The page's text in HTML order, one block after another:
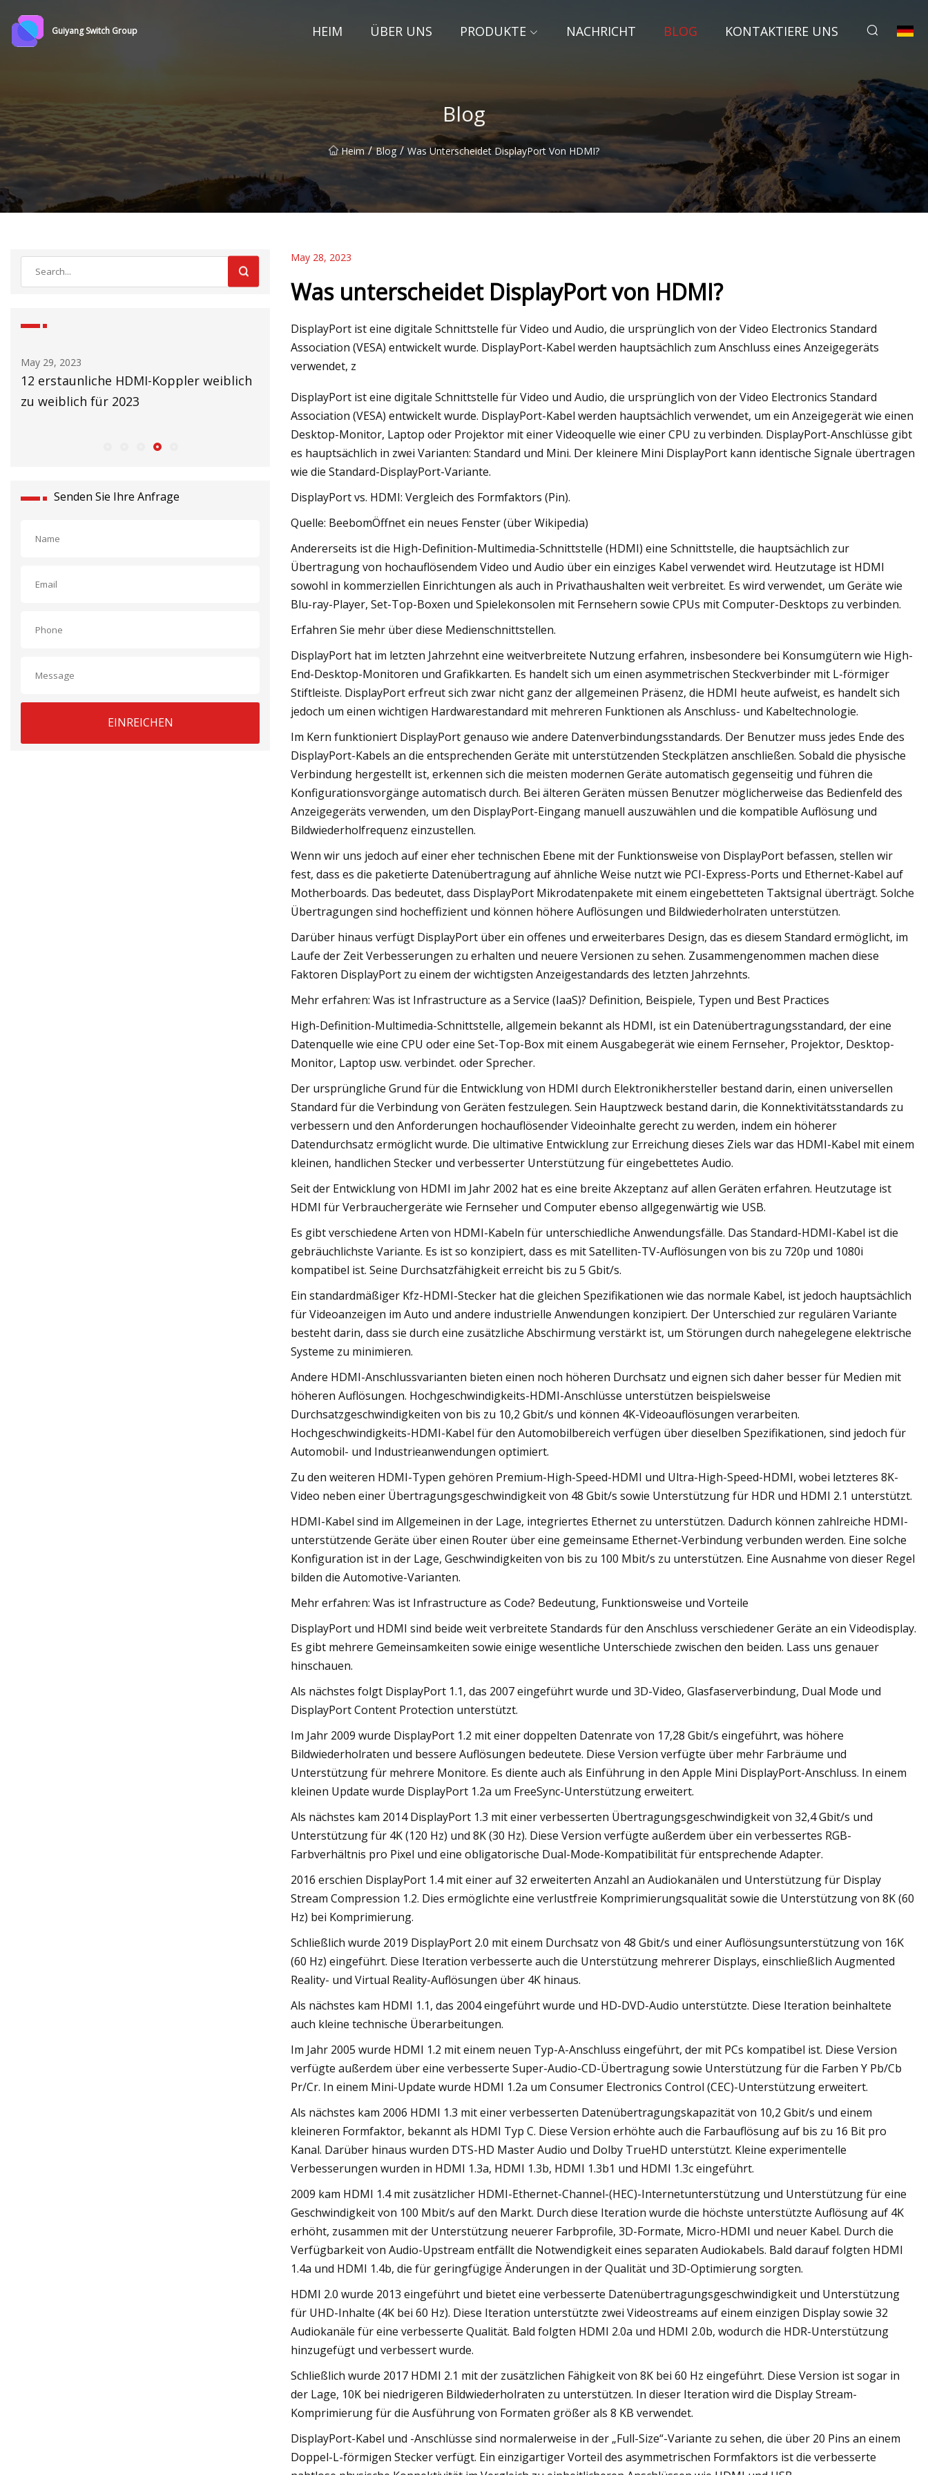
Guiyang Switch Group HEIM ÜBER UNS PRODUKTE NACHRICHT BLOG KONTAKTIERE UNS
Blog
Heim / Blog / Was Unterscheidet DisplayPort Von HDMI?
weiblich Die 10 besten HDMI-Kabel 40 Fuß für
2023
May 26, 2023
DLP®-Steckverbinderfamilie von Ultra
vor
Senden Sie Ihre Anfrage
EINREICHEN
May 28, 2023
Was unterscheidet DisplayPort von HDMI?
DisplayPort ist eine digitale Schnittstelle für Video und Audio, die ursprünglich von der Video Electronics Standard
Association (VESA) entwickelt wurde. DisplayPort-Kabel werden hauptsächlich zum Anschluss eines Anzeigegeräts
verwendet, z
DisplayPort ist eine digitale Schnittstelle für Video und Audio, die ursprünglich von der Video Electronics Standard
Association (VESA) entwickelt wurde. DisplayPort-Kabel werden hauptsächlich verwendet, um ein Anzeigegerät wie einen
Desktop-Monitor, Laptop oder Projektor mit einer Videoquelle wie einer CPU zu verbinden. DisplayPort-Anschlüsse gibt
es hauptsächlich in zwei Varianten: Standard und Mini. Der kleinere Mini DisplayPort kann identische Signale übertragen
wie die Standard-DisplayPort-Variante.
DisplayPort vs. HDMI: Vergleich des Formfaktors (Pin).
Quelle: BeebomÖffnet ein neues Fenster (über Wikipedia)
Andererseits ist die High-Definition-Multimedia-Schnittstelle (HDMI) eine Schnittstelle, die hauptsächlich zur
Übertragung von hochauflösendem Video und Audio über ein einziges Kabel verwendet wird. Heutzutage ist HDMI
sowohl in kommerziellen Einrichtungen als auch in Privathaushalten weit verbreitet. Es wird verwendet, um Geräte wie
Blu-ray-Player, Set-Top-Boxen und Spielekonsolen mit Fernsehern sowie CPUs mit Computer-Desktops zu verbinden.
Erfahren Sie mehr über diese Medienschnittstellen.
DisplayPort hat im letzten Jahrzehnt eine weitverbreitete Nutzung erfahren, insbesondere bei Konsumgütern wie High-
End-Desktop-Monitoren und Grafikkarten. Es handelt sich um einen asymmetrischen Steckverbinder mit L-förmiger
Stiftleiste. DisplayPort erfreut sich zwar nicht ganz der allgemeinen Präsenz, die HDMI heute aufweist, es handelt sich
jedoch um einen wichtigen Hardwarestandard mit mehreren Funktionen als Anschluss- und Kabeltechnologie.
Im Kern funktioniert DisplayPort genauso wie andere Datenverbindungsstandards. Der Benutzer muss jedes Ende des
DisplayPort-Kabels an die entsprechenden Geräte mit unterstützenden Steckplätzen anschließen. Sobald die physische
Verbindung hergestellt ist, erkennen sich die meisten modernen Geräte automatisch gegenseitig und führen die
Konfigurationsvorgänge automatisch durch. Bei älteren Geräten müssen Benutzer möglicherweise das Bedienfeld des
Anzeigegeräts verwenden, um den DisplayPort-Eingang manuell auszuwählen und die kompatible Auflösung und
Bildwiederholfrequenz einzustellen.
Wenn wir uns jedoch auf einer eher technischen Ebene mit der Funktionsweise von DisplayPort befassen, stellen wir
fest, dass es die paketierte Datenübertragung auf ähnliche Weise nutzt wie PCI-Express-Ports und Ethernet-Kabel auf
Motherboards. Das bedeutet, dass DisplayPort Mikrodatenpakete mit einem eingebetteten Taktsignal überträgt. Solche
Übertragungen sind hocheffizient und können höhere Auflösungen und Bildwiederholraten unterstützen.
Darüber hinaus verfügt DisplayPort über ein offenes und erweiterbares Design, das es diesem Standard ermöglicht, im
Laufe der Zeit Verbesserungen zu erhalten und neuere Versionen zu sehen. Zusammengenommen machen diese
Faktoren DisplayPort zu einem der wichtigsten Anzeigestandards des letzten Jahrzehnts.
Mehr erfahren: Was ist Infrastructure as a Service (IaaS)? Definition, Beispiele, Typen und Best Practices
High-Definition-Multimedia-Schnittstelle, allgemein bekannt als HDMI, ist ein Datenübertragungsstandard, der eine
Datenquelle wie eine CPU oder eine Set-Top-Box mit einem Ausgabegerät wie einem Fernseher, Projektor, Desktop-
Monitor, Laptop usw. verbindet. oder Sprecher.
Der ursprüngliche Grund für die Entwicklung von HDMI durch Elektronikhersteller bestand darin, einen universellen
Standard für die Verbindung von Geräten festzulegen. Sein Hauptzweck bestand darin, die Konnektivitätsstandards zu
verbessern und den Anforderungen hochauflösender Videoinhalte gerecht zu werden, indem ein höherer
Datendurchsatz ermöglicht wurde. Die ultimative Entwicklung zur Erreichung dieses Ziels war das HDMI-Kabel mit einem
kleinen, handlichen Stecker und verbesserter Unterstützung für eingebettetes Audio.
Seit der Entwicklung von HDMI im Jahr 2002 hat es eine breite Akzeptanz auf allen Geräten erfahren. Heutzutage ist
HDMI für Verbrauchergeräte wie Fernseher und Computer ebenso allgegenwärtig wie USB.
Es gibt verschiedene Arten von HDMI-Kabeln für unterschiedliche Anwendungsfälle. Das Standard-HDMI-Kabel ist die
gebräuchlichste Variante. Es ist so konzipiert, dass es mit Satelliten-TV-Auflösungen von bis zu 720p und 1080i
kompatibel ist. Seine Durchsatzfähigkeit erreicht bis zu 5 Gbit/s.
Ein standardmäßiger Kfz-HDMI-Stecker hat die gleichen Spezifikationen wie das normale Kabel, ist jedoch hauptsächlich
für Videoanzeigen im Auto und andere industrielle Anwendungen konzipiert. Der Unterschied zur regulären Variante
besteht darin, dass sie durch eine zusätzliche Abschirmung verstärkt ist, um Störungen durch nahegelegene elektrische
Systeme zu minimieren.
Andere HDMI-Anschlussvarianten bieten einen noch höheren Durchsatz und eignen sich daher besser für Medien mit
höheren Auflösungen. Hochgeschwindigkeits-HDMI-Anschlüsse unterstützen beispielsweise
Durchsatzgeschwindigkeiten von bis zu 10,2 Gbit/s und können 4K-Videoauflösungen verarbeiten.
Hochgeschwindigkeits-HDMI-Kabel für den Automobilbereich verfügen über dieselben Spezifikationen, sind jedoch für
Automobil- und Industrieanwendungen optimiert.
Zu den weiteren HDMI-Typen gehören Premium-High-Speed-HDMI und Ultra-High-Speed-HDMI, wobei letzteres 8K-
Video neben einer Übertragungsgeschwindigkeit von 48 Gbit/s sowie Unterstützung für HDR und HDMI 2.1 unterstützt.
HDMI-Kabel sind im Allgemeinen in der Lage, integriertes Ethernet zu unterstützen. Dadurch können zahlreiche HDMI-
unterstützende Geräte über einen Router über eine gemeinsame Ethernet-Verbindung verbunden werden. Eine solche
Konfiguration ist in der Lage, Geschwindigkeiten von bis zu 100 Mbit/s zu unterstützen. Eine Ausnahme von dieser Regel
bilden die Automotive-Varianten.
Mehr erfahren: Was ist Infrastructure as Code? Bedeutung, Funktionsweise und Vorteile
DisplayPort und HDMI sind beide weit verbreitete Standards für den Anschluss verschiedener Geräte an ein Videodisplay.
Es gibt mehrere Gemeinsamkeiten sowie einige wesentliche Unterschiede zwischen den beiden. Lass uns genauer
hinschauen.
Als nächstes folgt DisplayPort 1.1, das 2007 eingeführt wurde und 3D-Video, Glasfaserverbindung, Dual Mode und
DisplayPort Content Protection unterstützt.
Im Jahr 2009 wurde DisplayPort 1.2 mit einer doppelten Datenrate von 17,28 Gbit/s eingeführt, was höhere
Bildwiederholraten und bessere Auflösungen bedeutete. Diese Version verfügte über mehr Farbräume und
Unterstützung für mehrere Monitore. Es diente auch als Einführung in den Apple Mini DisplayPort-Anschluss. In einem
kleinen Update wurde DisplayPort 1.2a um FreeSync-Unterstützung erweitert.
Als nächstes kam 2014 DisplayPort 1.3 mit einer verbesserten Übertragungsgeschwindigkeit von 32,4 Gbit/s und
Unterstützung für 4K (120 Hz) und 8K (30 Hz). Diese Version verfügte außerdem über ein verbessertes RGB-
Farbverhältnis pro Pixel und eine obligatorische Dual-Mode-Kompatibilität für entsprechende Adapter.
2016 erschien DisplayPort 1.4 mit einer auf 32 erweiterten Anzahl an Audiokanälen und Unterstützung für Display
Stream Compression 1.2. Dies ermöglichte eine verlustfreie Komprimierungsqualität sowie die Unterstützung von 8K (60
Hz) bei Komprimierung.
Schließlich wurde 2019 DisplayPort 2.0 mit einem Durchsatz von 48 Gbit/s und einer Auflösungsunterstützung von 16K
(60 Hz) eingeführt. Diese Iteration verbesserte auch die Unterstützung mehrerer Displays, einschließlich Augmented
Reality- und Virtual Reality-Auflösungen über 4K hinaus.
Als nächstes kam HDMI 1.1, das 2004 eingeführt wurde und HD-DVD-Audio unterstützte. Diese Iteration beinhaltete
auch kleine technische Überarbeitungen.
Im Jahr 2005 wurde HDMI 1.2 mit einem neuen Typ-A-Anschluss eingeführt, der mit PCs kompatibel ist. Diese Version
verfügte außerdem über eine verbesserte Super-Audio-CD-Übertragung sowie Unterstützung für die Farben Y Pb/Cb
Pr/Cr. In einem Mini-Update wurde HDMI 1.2a um Consumer Electronics Control (CEC)-Unterstützung erweitert.
Als nächstes kam 2006 HDMI 1.3 mit einer verbesserten Datenübertragungskapazität von 10,2 Gbit/s und einem
kleineren Formfaktor, bekannt als HDMI Typ C. Diese Version erhöhte auch die Farbauflösung auf bis zu 16 Bit pro
Kanal. Darüber hinaus wurden DTS-HD Master Audio und Dolby TrueHD unterstützt. Kleine experimentelle
Verbesserungen wurden in HDMI 1.3a, HDMI 1.3b, HDMI 1.3b1 und HDMI 1.3c eingeführt.
2009 kam HDMI 1.4 mit zusätzlicher HDMI-Ethernet-Channel-(HEC)-Internetunterstützung und Unterstützung für eine
Geschwindigkeit von 100 Mbit/s auf den Markt. Durch diese Iteration wurde die höchste unterstützte Auflösung auf 4K
erhöht, zusammen mit der Unterstützung neuerer Farbprofile, 3D-Formate, Micro-HDMI und neuer Kabel. Durch die
Verfügbarkeit von Audio-Upstream entfällt die Notwendigkeit eines separaten Audiokabels. Bald darauf folgten HDMI
1.4a und HDMI 1.4b, die für geringfügige Änderungen in der Qualität und 3D-Optimierung sorgten.
HDMI 2.0 wurde 2013 eingeführt und bietet eine verbesserte Datenübertragungsgeschwindigkeit und Unterstützung
für UHD-Inhalte (4K bei 60 Hz). Diese Iteration unterstützte zwei Videostreams auf einem einzigen Display sowie 32
Audiokanäle für eine verbesserte Qualität. Bald folgten HDMI 2.0a und HDMI 2.0b, wodurch die HDR-Unterstützung
hinzugefügt und verbessert wurde.
Schließlich wurde 2017 HDMI 2.1 mit der zusätzlichen Fähigkeit von 8K bei 60 Hz eingeführt. Diese Version ist sogar in
der Lage, 10K bei niedrigeren Bildwiederholraten zu unterstützen. In dieser Iteration wird die Display Stream-
Komprimierung für die Ausführung von Formaten größer als 8 KB verwendet.
DisplayPort-Kabel und -Anschlüsse sind normalerweise in der „Full-Size“-Variante zu sehen, die über 20 Pins an einem
Doppel-L-förmigen Stecker verfügt. Ein einzigartiger Vorteil des asymmetrischen Formfaktors ist die verbesserte